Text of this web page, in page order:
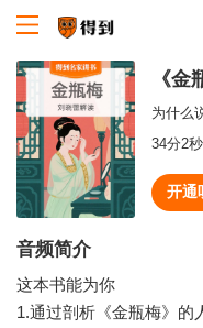
《
34分2秒
开通
音频简介
这本书能为你
1.通过剖析《金瓶梅》的